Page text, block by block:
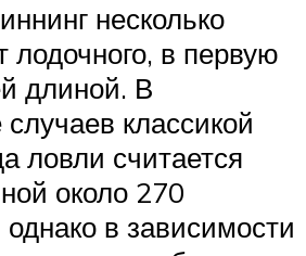
несколько
лодочного, в первую
длиной. В
классикой
ловли считается
около 270
в зависимости